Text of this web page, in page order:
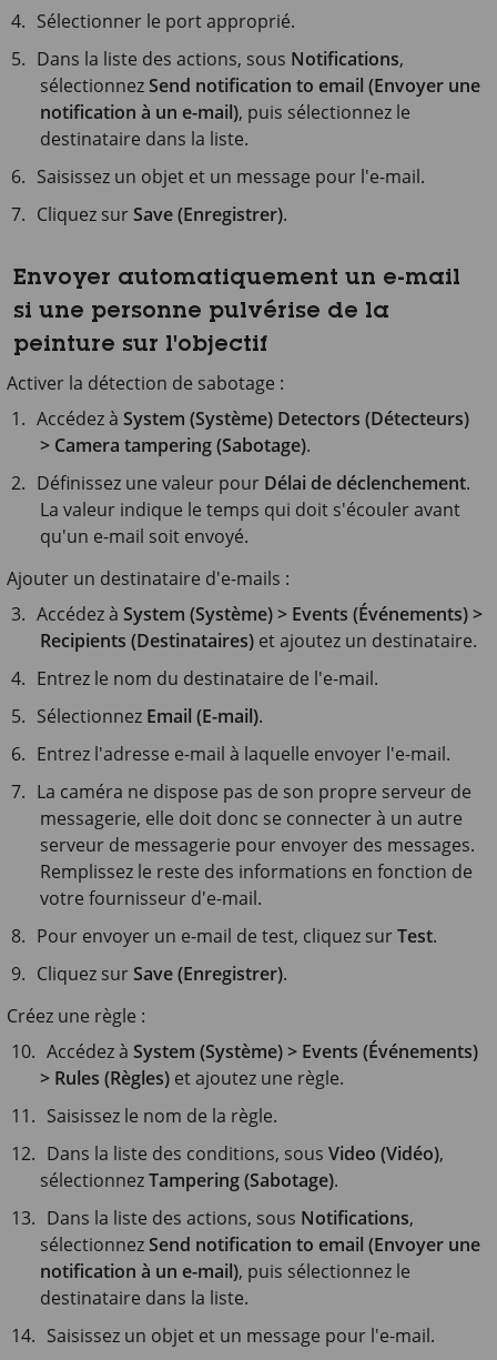
Sélectionner le port approprié.
Dans la liste des actions, sous Notifications,
sélectionnezSend notification to email (Envoyer une
notification à un e-mail), puis sélectionnez le
destinataire dans la liste.
Saisissez un objet et un message pour l'e-mail.
Cliquez surSave (Enregistrer).
Envoyer automatiquement un e-mail
si une personne pulvérise de la
peinture sur l'objectif
Activer la détection de sabotage :
Accédez àSystem (Système) Detectors (Détecteurs)
> Camera tampering (Sabotage).
Définissez une valeur pour Délai de déclenchement.
La valeur indique le temps qui doit s'écouler avant
qu'un e-mail soit envoyé.
Ajouter un destinataire d'e-mails :
Accédez àSystem (Système) > Events (Événements) >
Recipients (Destinataires) et ajoutez un destinataire.
Entrez le nom du destinataire de l'e-mail.
Sélectionnez Email (E-mail).
Entrez l'adresse e-mail à laquelle envoyer l'e-mail.
La caméra ne dispose pas de son propre serveur de
messagerie, elle doit donc se connecter à un autre
serveur de messagerie pour envoyer des messages.
Remplissez le reste des informations en fonction de
votre fournisseur d'e-mail.
Pour envoyer un e-mail de test, cliquez surTest.
Cliquez surSave (Enregistrer).
Créez une règle :
Accédez àSystem (Système) > Events (Événements)
> Rules (Règles) et ajoutez une règle.
Saisissez le nom de la règle.
Dans la liste des conditions, sousVideo (Vidéo),
sélectionnezTampering (Sabotage).
Dans la liste des actions, sous Notifications,
sélectionnezSend notification to email (Envoyer une
notification à un e-mail), puis sélectionnez le
destinataire dans la liste.
Saisissez un objet et un message pour l'e-mail.